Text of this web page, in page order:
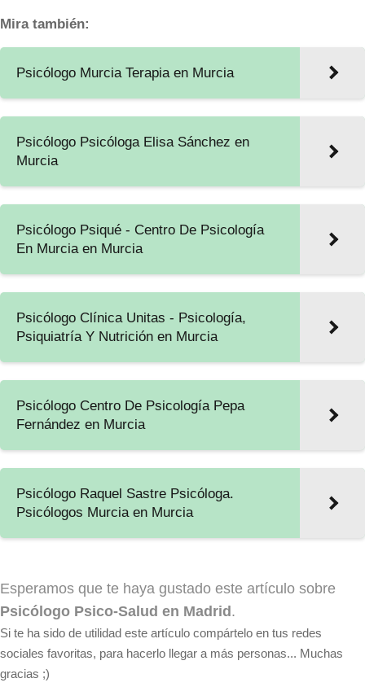
Mira también:
Psicólogo Murcia Terapia en Murcia
Psicólogo Psicóloga Elisa Sánchez en
Murcia
Psicólogo Psiqué - Centro De Psicología
En Murcia en Murcia
Psicólogo Clínica Unitas - Psicología,
Psiquiatría Y Nutrición en Murcia
Psicólogo Centro De Psicología Pepa
Fernández en Murcia
Psicólogo Raquel Sastre Psicóloga.
Psicólogos Murcia en Murcia
Esperamos que te haya gustado este artículo sobre
Psicólogo Psico-Salud en Madrid.
Si te ha sido de utilidad este artículo compártelo en tus redes
sociales favoritas, para hacerlo llegar a más personas... Muchas
gracias ;)